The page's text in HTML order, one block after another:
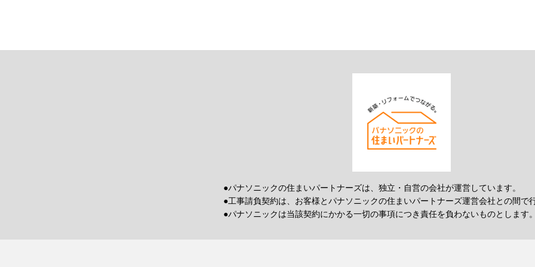
●パナソニックの住まいパートナーズは、独立・自営の会社が運営しています。
●工事請負契約は、お客様とパナソニックの住まいパートナーズ運営会社との間で
●パナソニックは当該契約にかかる一切の事項につき責任を負わないものとします。